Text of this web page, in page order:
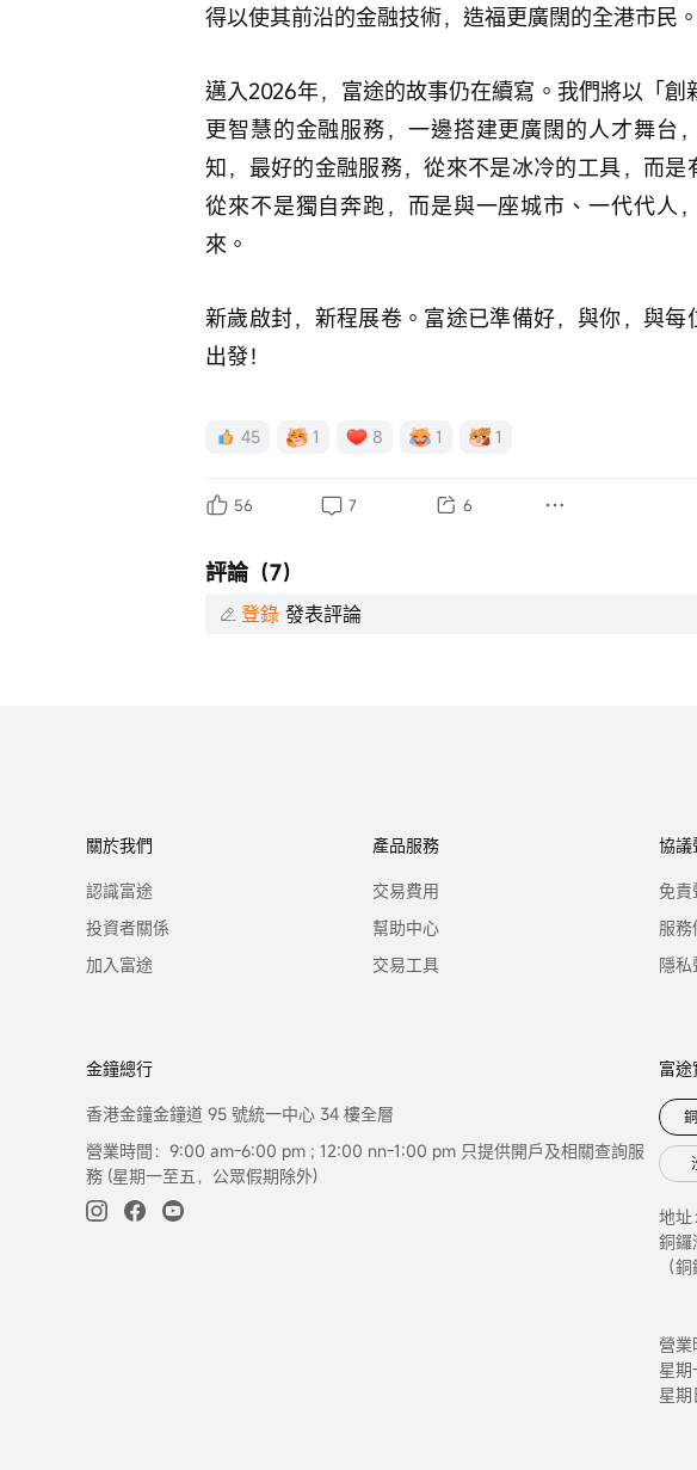
得以使其前沿的金融技術，造福更廣闊的全港市民。
邁入2026年，富途的故事仍在續寫。我們將以「
更智慧的金融服務，一邊搭建更廣闊的人才舞台
知，最好的金融服務，從來不是冰冷的工具，而是
從來不是獨自奔跑，而是與一座城市、一代代人
來。
新歲啟封，新程展卷。富途已準備好，與你，與
出發！
45 1 8 1 1
56 7 6
評論（7）
登錄 發表評論
關於我們
認識富途
投資者關係
加入富途
產品服務
交易費用
幫助中心
交易工具
協議
免責
服務
隱私
金鐘總行
香港金鐘金鐘道 95 號統一中心 34 樓全層
營業時間：9:00 am-6:00 pm ; 12:00 nn-1:00 pm 只提供開戶及相關查詢服
務 (星期一至五，公眾假期除外)
富
地址：
銅鑼
（
營業
星
星